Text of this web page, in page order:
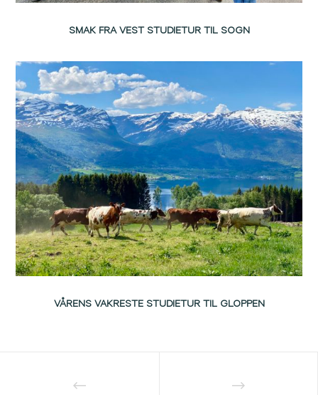
SMAK FRA VEST STUDIETUR TIL SOGN
VÅRENS VAKRESTE STUDIETUR TIL GLOPPEN